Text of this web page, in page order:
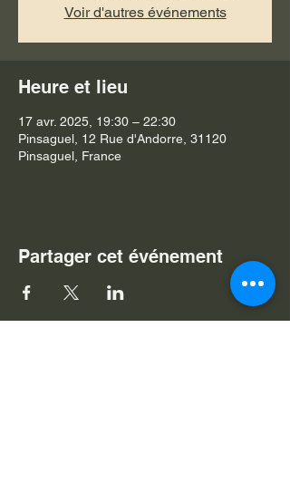
Voir d'autres événements
Heure et lieu
17 avr. 2025, 19:30 – 22:30
Pinsaguel, 12 Rue d'Andorre, 31120
Pinsaguel, France
Partager cet événement